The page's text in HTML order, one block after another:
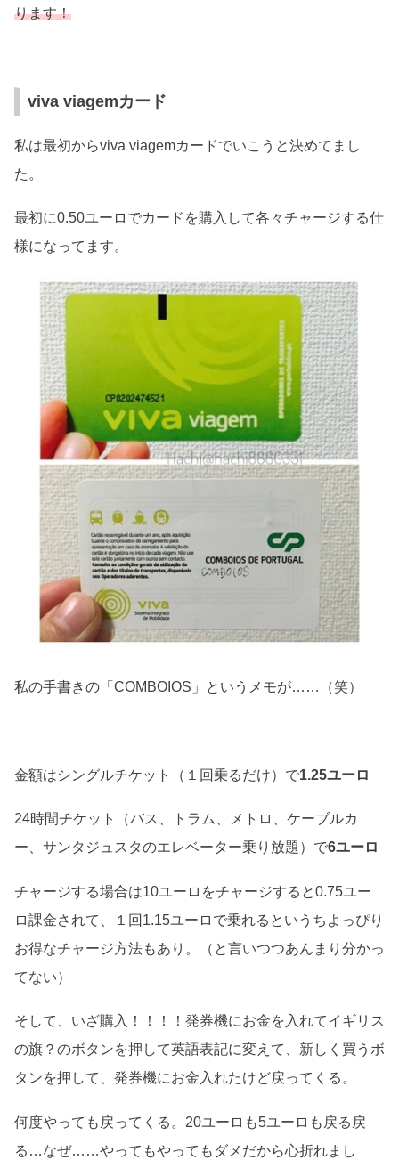
ります！
viva viagemカード
私は最初からviva viagemカードでいこうと決めてまし
た。
最初に0.50ユーロでカードを購入して各々チャージする仕
様になってます。
私の手書きの「COMBOIOS」というメモが……（笑）
金額はシングルチケット（１回乗るだけ）で1.25ユーロ
24時間チケット（バス、トラム、メトロ、ケーブルカ
ー、サンタジュスタのエレベーター乗り放題）で6ユーロ
チャージする場合は10ユーロをチャージすると0.75ユー
ロ課金されて、１回1.15ユーロで乗れるというちよっぴり
お得なチャージ方法もあり。（と言いつつあんまり分かっ
てない）
そして、いざ購入！！！！発券機にお金を入れてイギリス
の旗？のボタンを押して英語表記に変えて、新しく買うボ
タンを押して、発券機にお金入れたけど戻ってくる。
何度やっても戻ってくる。20ユーロも5ユーロも戻る戻
る…なぜ……やってもやってもダメだから心折れまし